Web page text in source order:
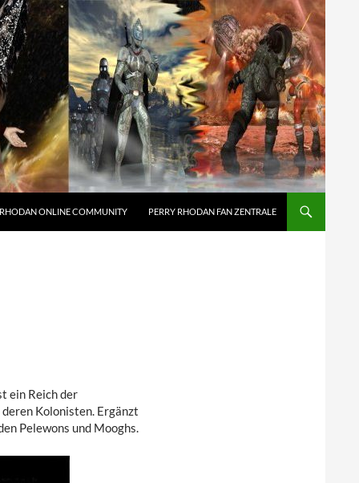
ONLINE COMMUNITY PERRY RHODAN FAN ZENTRALE
ein Reich der
Kolonisten. Ergänzt
Pelewons und Mooghs.